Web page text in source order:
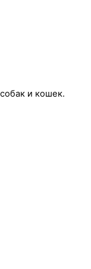
и кошек.